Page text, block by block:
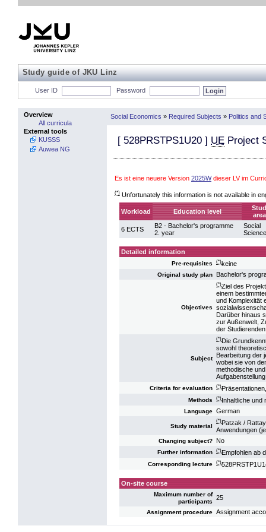
Study guide of JKU Linz
User ID Password
Overview
All curricula
External tools
KUSSS
Auwea NG
Social Economics » Required Subjects » Politics and
[ 528PRSTPS1U20 ] UE Project
Es ist eine neuere Version 2025Wdieser LV im
(*) Unfortunately this information is not available in
Workload Education level
6 ECTS
B2 - Bachelor's programme
2. year
Social
Science
Detailed information
Pre-requisites (*)keine
Original study plan Bachelor's
Objectives
(*)Ziel des
einem
und Komplexität
Darüber hinaus
zur Außenwelt,
der
Subject
(*)Die
sowohl
Bearbeitung der
wobei sie von
methodische
Criteria for evaluation (*)
Methods (*)Inhaltliche und
Language German
Study material
(*)Patzak /
Anwendungen
Changing subject? No
Further information (*)Empfohlen ab
Corresponding lecture (*)
On-site course
Maximum number of
participants
25
Assignment procedure Assignment